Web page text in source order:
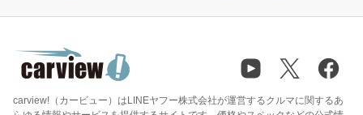
carview!（カービュー）はLINEヤフー株式会社が運営するクルマに関するあ